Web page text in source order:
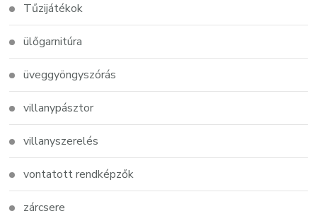
Tűzijátékok
ülőgarnitúra
üveggyöngyszórás
villanypásztor
villanyszerelés
vontatott rendképzők
zárcsere